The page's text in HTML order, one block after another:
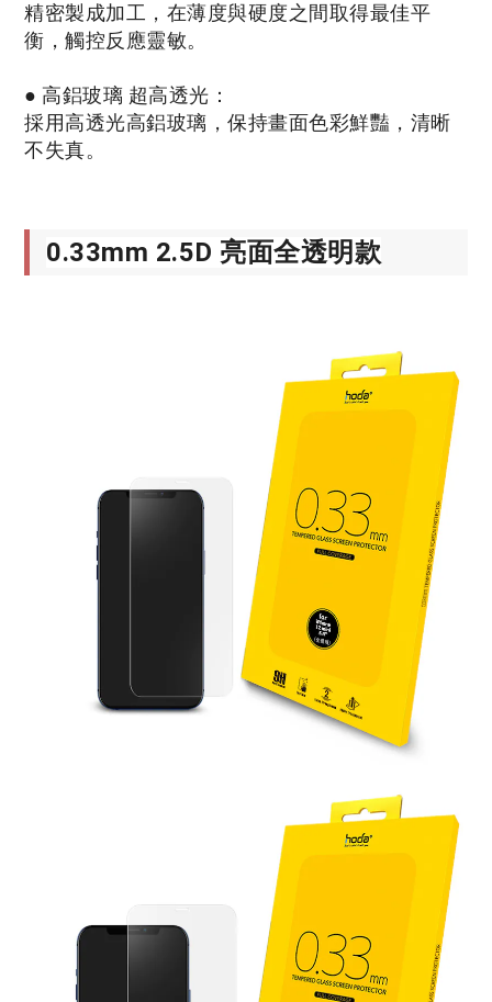
精密製成加工，在薄度與硬度之間取得最佳平
衡，觸控反應靈敏。
● 高鋁玻璃 超高透光：
採用高透光高鋁玻璃，保持畫面色彩鮮豔，清晰
不失真。
0.33mm 2.5D 亮面全透明款